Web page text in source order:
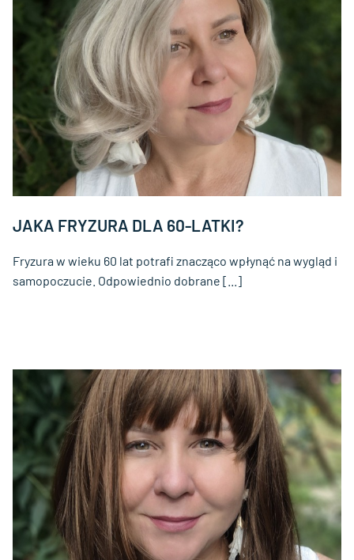
JAKA FRYZURA DLA 60-LATKI?
Fryzura w wieku 60 lat potrafi znacząco wpłynąć na wygląd i
samopoczucie. Odpowiednio dobrane [...]